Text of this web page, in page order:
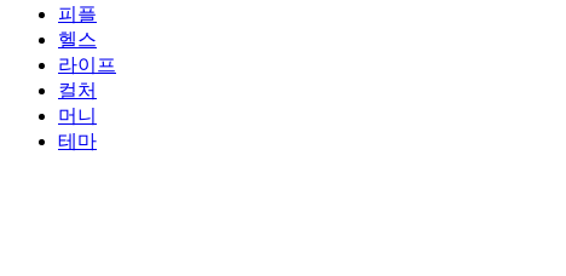
피플
헬스
라이프
컬처
머니
테마